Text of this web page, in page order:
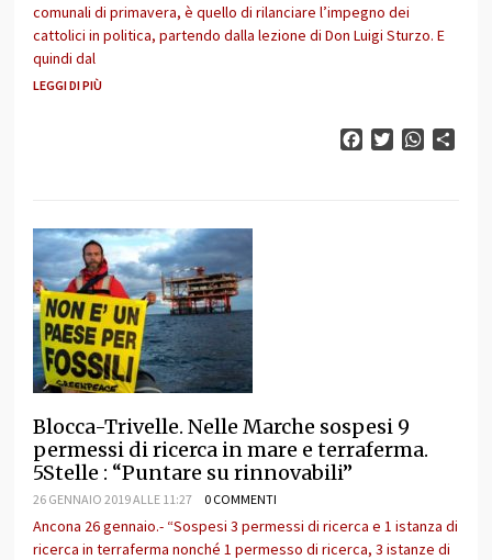
comunali di primavera, è quello di rilanciare l’impegno dei
cattolici in politica, partendo dalla lezione di Don Luigi Sturzo. E
quindi dal
LEGGI DI PIÙ
FacebookTwitter
Blocca-Trivelle. Nelle Marche sospesi 9
permessi di ricerca in mare e terraferma.
5Stelle : “Puntare su rinnovabili”
26 GENNAIO 2019 ALLE 11:27 0 COMMENTI
Ancona 26 gennaio.- “Sospesi 3 permessi di ricerca e 1 istanza di
ricerca in terraferma nonché 1 permesso di ricerca, 3 istanze di